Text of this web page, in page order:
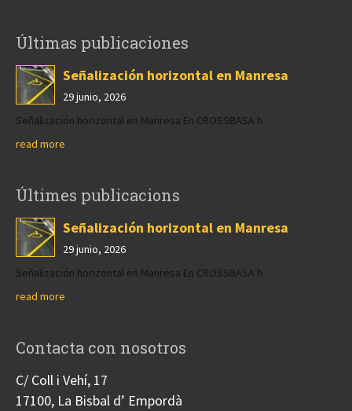
Últimas publicaciones
Señalización horizontal en Manresa
29 junio, 2026
Señalización horizontal en Manresa En CROSSBASA h
read more
Últimes publicacions
Señalización horizontal en Manresa
29 junio, 2026
Señalización horizontal en Manresa En CROSSBASA h
read more
Contacta con nosotros
C/ Coll i Vehí, 17
17100, La Bisbal d’ Empordà